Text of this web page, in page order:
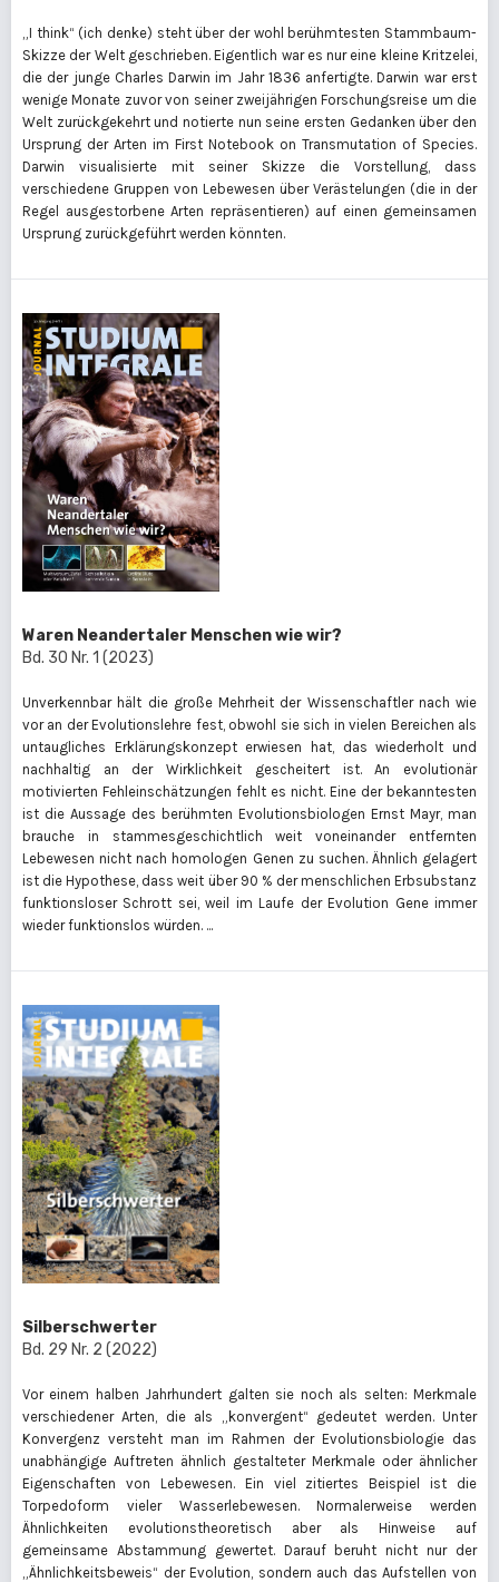
„I think“ (ich denke) steht über der wohl berühmtesten Stammbaum-
Skizze der Welt geschrieben. Eigentlich war es nur eine kleine Kritzelei,
die der junge Charles Darwin im Jahr 1836 anfertigte. Darwin war erst
wenige Monate zuvor von seiner zweijährigen Forschungsreise um die
Welt zurückgekehrt und notierte nun seine ersten Gedanken über den
Ursprung der Arten im First Notebook on Transmutation of Species.
Darwin visualisierte mit seiner Skizze die Vorstellung, dass
verschiedene Gruppen von Lebewesen über Verästelungen (die in der
Regel ausgestorbene Arten repräsentieren) auf einen gemeinsamen
Ursprung zurückgeführt werden könnten.
Waren Neandertaler Menschen wie wir?
Bd. 30 Nr. 1 (2023)
Unverkennbar hält die große Mehrheit der Wissenschaftler nach wie
vor an der Evolutionslehre fest, obwohl sie sich in vielen Bereichen als
untaugliches Erklärungskonzept erwiesen hat, das wiederholt und
nachhaltig an der Wirklichkeit gescheitert ist. An evolutionär
motivierten Fehleinschätzungen fehlt es nicht. Eine der bekanntesten
ist die Aussage des berühmten Evolutionsbiologen Ernst Mayr, man
brauche in stammesgeschichtlich weit voneinander entfernten
Lebewesen nicht nach homologen Genen zu suchen. Ähnlich gelagert
ist die Hypothese, dass weit über 90 % der menschlichen Erbsubstanz
funktionsloser Schrott sei, weil im Laufe der Evolution Gene immer
wieder funktionslos würden. ...
Silberschwerter
Bd. 29 Nr. 2 (2022)
Vor einem halben Jahrhundert galten sie noch als selten: Merkmale
verschiedener Arten, die als „konvergent“ gedeutet werden. Unter
Konvergenz versteht man im Rahmen der Evolutionsbiologie das
unabhängige Auftreten ähnlich gestalteter Merkmale oder ähnlicher
Eigenschaften von Lebewesen. Ein viel zitiertes Beispiel ist die
Torpedoform vieler Wasserlebewesen. Normalerweise werden
Ähnlichkeiten evolutionstheoretisch aber als Hinweise auf
gemeinsame Abstammung gewertet. Darauf beruht nicht nur der
„Ähnlichkeitsbeweis“ der Evolution, sondern auch das Aufstellen von